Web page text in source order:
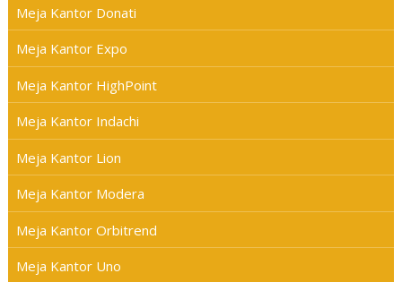
Meja Kantor Donati
Meja Kantor Expo
Meja Kantor HighPoint
Meja Kantor Indachi
Meja Kantor Lion
Meja Kantor Modera
Meja Kantor Orbitrend
Meja Kantor Uno